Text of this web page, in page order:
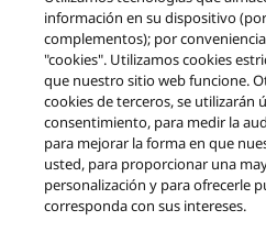
Auriculares
Sigue el ritmo con los auriculares
información en su dispositivo
complementos); por
"cookies". Utilizamos cookies
que nuestro sitio web funcione.
cookies de terceros, se utilizarán
consentimiento, para medir la
para mejorar la forma en que
usted, para proporcionar una
personalización y para ofrecerle
corresponda con sus intereses.